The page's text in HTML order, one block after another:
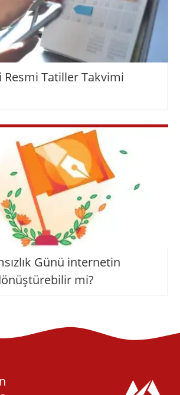
Resmi Tatiller Takvimi
Günü internetin
mi?